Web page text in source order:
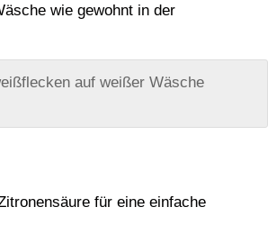
wie gewohnt in der
auf weißer Wäsche
für eine einfache